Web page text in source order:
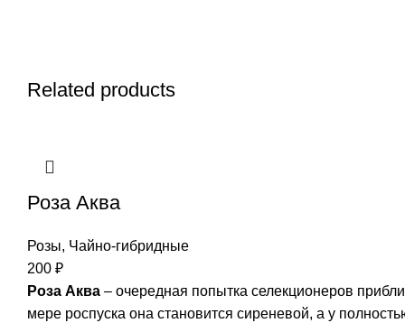
Related products
Роза Aква
Розы, Чайно-гибридные
200 ₽
Роза Аква – очередная попытка селекционеров
мере роспуска она становится сиреневой, а у